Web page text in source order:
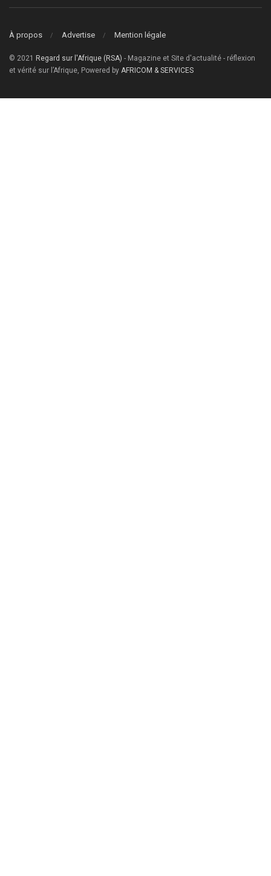
À propos Advertise Mention légale
© 2021 Regard sur l'Afrique (RSA) - Magazine et Site d'actualité - réflexion
et vérité sur l’Afrique, Powered by AFRICOM & SERVICES